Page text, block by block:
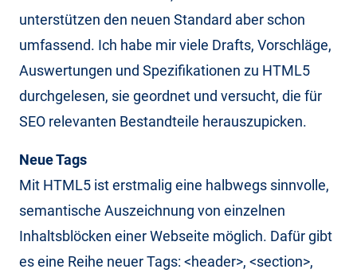
unterstützen den neuen Standard aber schon
umfassend. Ich habe mir viele Drafts, Vorschläge,
Auswertungen und Spezifikationen zu HTML5
durchgelesen, sie geordnet und versucht, die für
SEO relevanten Bestandteile herauszupicken.
Neue Tags
Mit HTML5 ist erstmalig eine halbwegs sinnvolle,
semantische Auszeichnung von einzelnen
Inhaltsblöcken einer Webseite möglich. Dafür gibt
es eine Reihe neuer Tags: <header>, <section>,